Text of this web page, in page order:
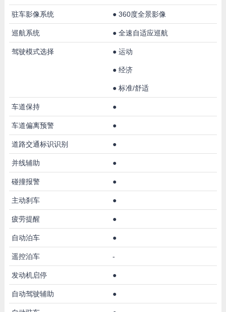
驻车影像系统 ● 360度全景影像
巡航系统 ● 全速自适应巡航
驾驶模式选择 ● 运动
● 经济
● 标准/舒适
车道保持 ●
车道偏离预警 ●
道路交通标识识别 ●
并线辅助 ●
碰撞报警 ●
主动刹车 ●
疲劳提醒 ●
自动泊车 ●
遥控泊车 -
发动机启停 ●
自动驾驶辅助 ●